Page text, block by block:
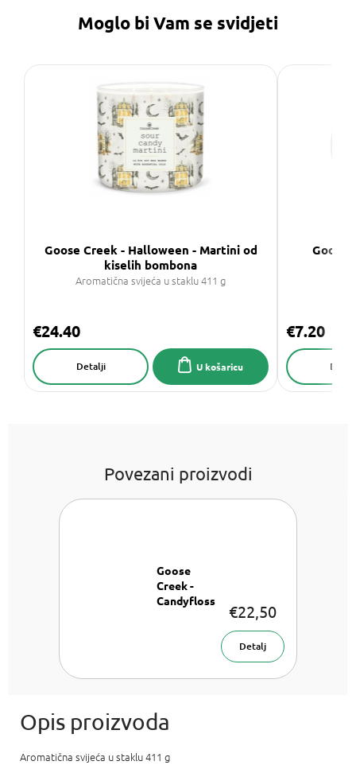
Moglo bi Vam se svidjeti
Goose Creek - Halloween - Martini od
kiselih bombona
Aromatična svijeća u staklu 411 g
€24.40
U košaricu
Detalji
Goose
€7.20
Povezani proizvodi
Goose
Creek -
Candyfloss
€22,50
Detalj
Aromatična svijeća u staklu 411 g